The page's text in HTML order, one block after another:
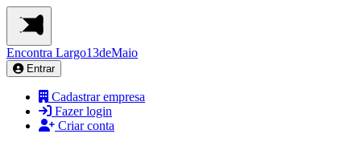
Encontra Largo13deMaio
Entrar
Cadastrar empresa
Fazer login
Criar conta